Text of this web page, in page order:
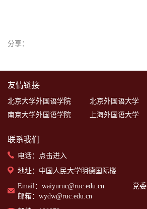
分享：
友情链接
北京大学外国语学院
北京外国语大学
南京大学外国语学院
上海外国语大学
联系我们
电话：
点击进入
地址：中国人民大学明德国际楼
Email：waiyuruc@ruc.edu.cn 党委
邮箱：wydw@ruc.edu.cn